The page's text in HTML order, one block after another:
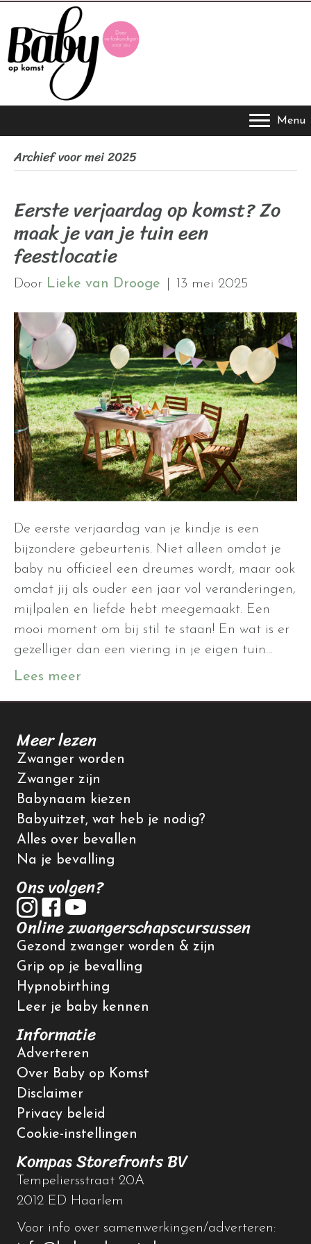
Menu
Archief voor mei 2025
Eerste verjaardag op komst? Zo
maak je van je tuin een
feestlocatie
Door Lieke van Drooge 13 mei 2025
De eerste verjaardag van je kindje is een
bijzondere gebeurtenis. Niet alleen omdat je
baby nu officieel een dreumes wordt, maar ook
omdat jij als ouder een jaar vol veranderingen,
mijlpalen en liefde hebt meegemaakt. Een
mooi moment om bij stil te staan! En wat is er
gezelliger dan een viering in je eigen tuin…
Lees meer
Meer lezen
Zwanger worden
Zwanger zijn
Babynaam kiezen
Babyuitzet, wat heb je nodig?
Alles over bevallen
Na je bevalling
Ons volgen?
Online zwangerschapscursussen
Gezond zwanger worden & zijn
Grip op je bevalling
Hypnobirthing
Leer je baby kennen
Informatie
Adverteren
Over Baby op Komst
Disclaimer
Privacy beleid
Cookie-instellingen
Kompas Storefronts BV
Tempeliersstraat 20A
2012 ED Haarlem
Voor info over samenwerkingen/adverteren: